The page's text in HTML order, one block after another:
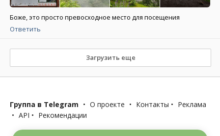
Боже, это просто превосходное место для посещения
Ответить
Загрузить еще
Группа в Telegram • О проекте • Контакты • Реклама
• API • Рекомендации